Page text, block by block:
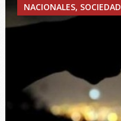
NACIONALES, SOCIEDAD